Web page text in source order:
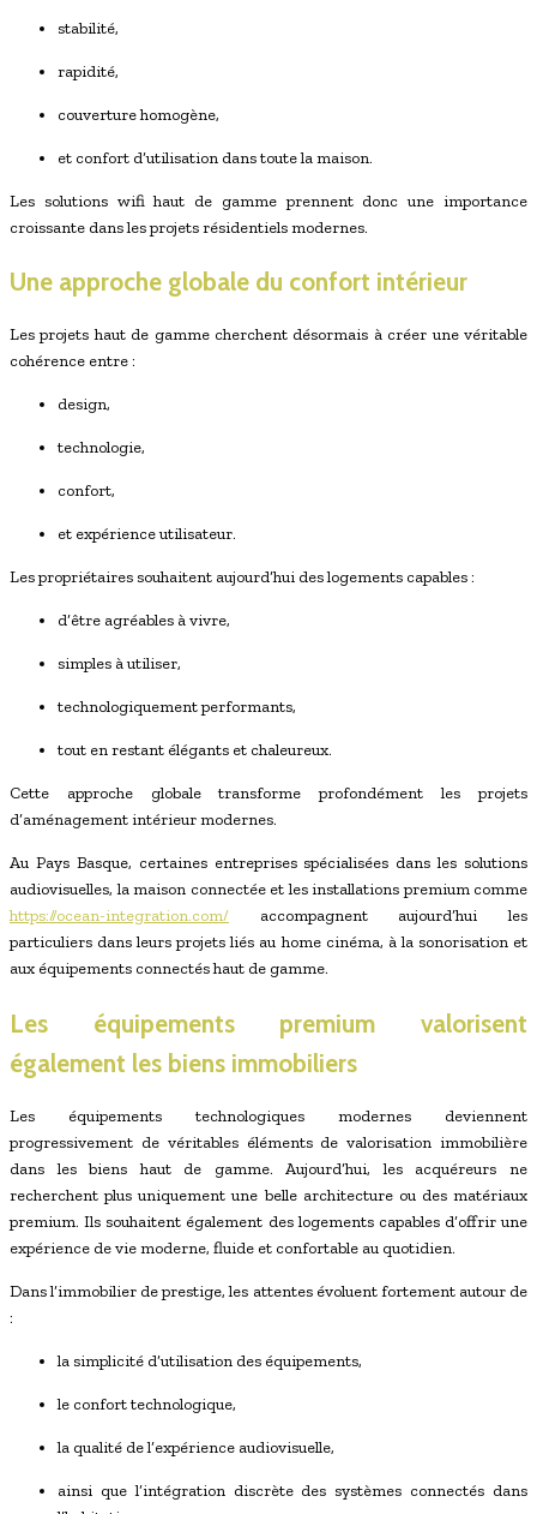
stabilité,
rapidité,
couverture homogène,
et confort d’utilisation dans toute la maison.
Les solutions wifi haut de gamme prennent donc une importance
croissante dans les projets résidentiels modernes.
Une approche globale du confort intérieur
Les projets haut de gamme cherchent désormais à créer une véritable
cohérence entre :
design,
technologie,
confort,
et expérience utilisateur.
Les propriétaires souhaitent aujourd’hui des logements capables :
d’être agréables à vivre,
simples à utiliser,
technologiquement performants,
tout en restant élégants et chaleureux.
Cette approche globale transforme profondément les projets
d’aménagement intérieur modernes.
Au Pays Basque, certaines entreprises spécialisées dans les solutions
audiovisuelles, la maison connectée et les installations premium comme
https://ocean-integration.com/ accompagnent aujourd’hui les
particuliers dans leurs projets liés au home cinéma, à la sonorisation et
aux équipements connectés haut de gamme.
Les équipements premium valorisent
également les biens immobiliers
Les équipements technologiques modernes deviennent
progressivement de véritables éléments de valorisation immobilière
dans les biens haut de gamme. Aujourd’hui, les acquéreurs ne
recherchent plus uniquement une belle architecture ou des matériaux
premium. Ils souhaitent également des logements capables d’offrir une
expérience de vie moderne, fluide et confortable au quotidien.
Dans l’immobilier de prestige, les attentes évoluent fortement autour de
:
la simplicité d’utilisation des équipements,
le confort technologique,
la qualité de l’expérience audiovisuelle,
ainsi que l’intégration discrète des systèmes connectés dans